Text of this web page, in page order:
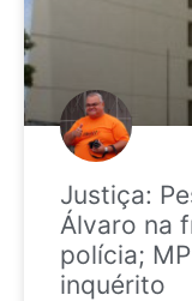
Justiça:
Álvaro na
polícia;
inquérito